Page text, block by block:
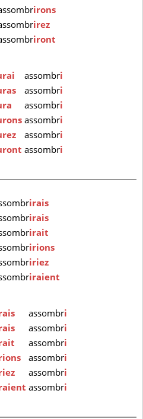
irons
irez
iront
assombri
assombri
assombri
assombri
assombri
assombri
irais
irais
irait
irions
iriez
iraient
assombri
assombri
assombri
assombri
assombri
assombri